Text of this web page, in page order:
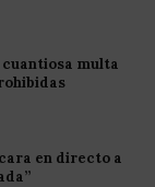
multa
en directo a